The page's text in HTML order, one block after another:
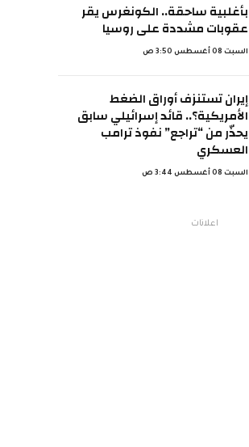
بأغلبية ساحقة.. الكونغرس يقر
عقوبات مشددة على روسيا
السبت 08 أغسطس 3:50 ص
إيران تستنزف أوراق الضغط
الأمريكية؟.. قائد إسرائيلي سابق
يحذّر من “تراجع” نفوذ ترامب
العسكري
السبت 08 أغسطس 3:44 ص
اعلانات